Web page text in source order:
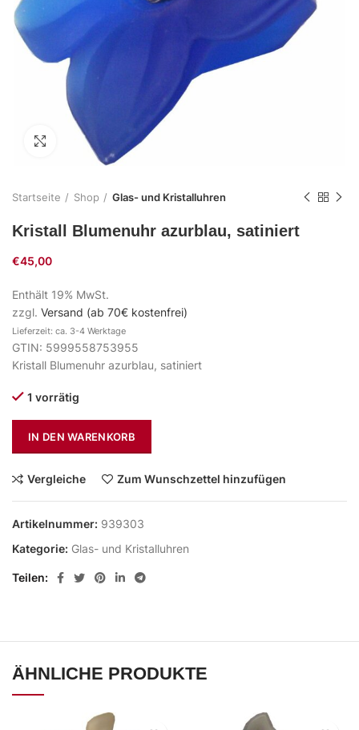
Zum Vergrößern klicken
Startseite Shop Glas- und Kristalluhren
Kristall Blumenuhr azurblau, satiniert
€45,00
Enthält 19% MwSt.
zzgl. Versand (ab 70€ kostenfrei)
Lieferzeit: ca. 3-4 Werktage
GTIN: 5999558753955
Kristall Blumenuhr azurblau, satiniert
1 vorrätig
IN DEN WARENKORB
Vergleiche Zum Wunschzettel hinzufügen
Artikelnummer: 939303
Kategorie: Glas- und Kristalluhren
Teilen
ÄHNLICHE PRODUKTE